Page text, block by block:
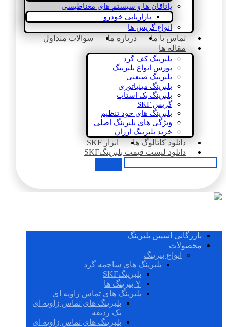
یاتاقان ها و سیستم های مغناطیسی
بازاریابی خودرو
انواع گریس ها
تماس با ما درباره ما
سوالات متداول
مقاله ها
بلبرینگ کف گرد
بورس انواع بلبرینگ
بلبرینگ صنعتی
بلبرینگ مینیاتوری
بلبرینگ بک استاپ
گریس SKF
بلبرینگ های خود تنظیم
ویژگی های بلبرینگ اصلی
خرید بلبرینگ ارزان
دانلود کاتالوگ ها
ابزار SKF
دانلود لیست قیمت بلبرینگSKF
بازرگانی اسپین بلبرینگ
محصولات
انواع بیرینگ
بلبرینگ های ساچمه گرد
بلبرینگSKF
Y بیرینگ ها
بلبرینگ های تماس زاویه ای
بلبرینگ های تماس زاویه ای
یک ردیفه
بلبرینگ های تماس زاویه ای